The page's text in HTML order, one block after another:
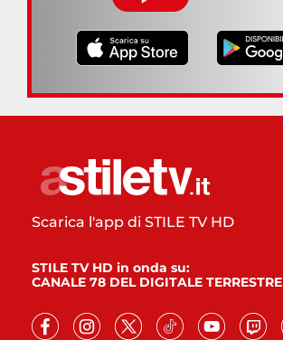
Scarica l'app di STILE TV HD
STILE TV HD in onda su:
CANALE 78 DEL DIGITALE TERRESTRE